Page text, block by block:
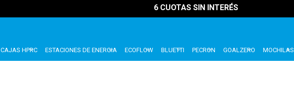
6 CUOTAS SIN INTERÉS
CAJAS HPRC ESTACIONES DE ENERGIA ECOFLOW BLUETTI PECRON GOALZERO MOCHILAS